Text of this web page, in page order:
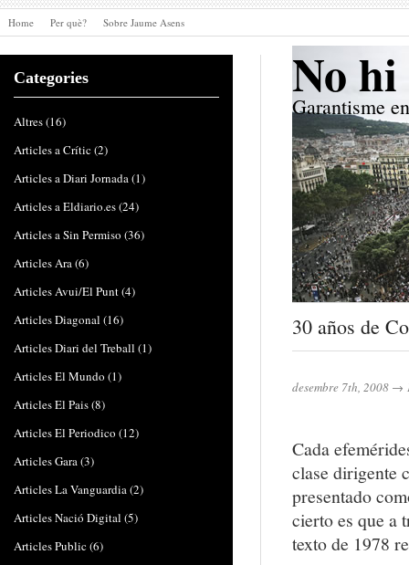
Home Per què? Sobre Jaume Asens
No
Garantisme
30 años de
desembre 7th, 2008 →
Cada
clase dirigente
presentado
cierto es que a
texto de 1978
Categories
Altres(16)
Articles a Crític(2)
Articles a Diari Jornada(1)
Articles a Eldiario.es(24)
Articles a Sin Permiso (36)
Articles Ara(6)
Articles Avui/El Punt(4)
Articles Diagonal (16)
Articles Diari del Treball (1)
Articles El Mundo (1)
Articles El Pais(8)
Articles El Periodico (12)
Articles Gara(3)
Articles La Vanguardia(2)
Articles Nació Digital (5)
Articles Public(6)